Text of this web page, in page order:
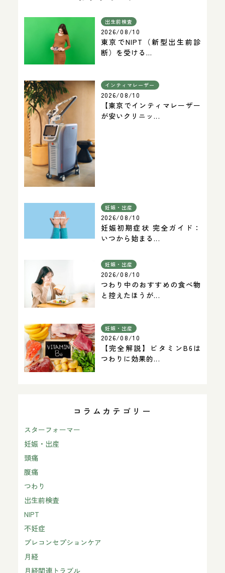
出生前検査
2026/08/10
東京でNIPT（新型出生前診
断）を受ける...
インティマレーザー
2026/08/10
【東京でインティマレーザー
が安いクリニッ...
妊娠・出産
2026/08/10
妊娠初期症状 完全ガイド：
いつから始まる...
妊娠・出産
2026/08/10
つわり中のおすすめの食べ物
と控えたほうが...
妊娠・出産
2026/08/10
【完全解説】ビタミンB6は
つわりに効果的...
コラムカテゴリー
スターフォーマー
妊娠・出産
頭痛
腹痛
つわり
出生前検査
NIPT
不妊症
プレコンセプションケア
月経
月経関連トラブル